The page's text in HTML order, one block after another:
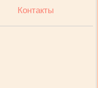
Контакты